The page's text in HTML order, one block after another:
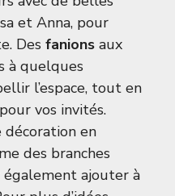
et Anna, pour
Des fanions aux
à quelques
l’espace, tout en
vos invités.
en
des branches
également ajouter à